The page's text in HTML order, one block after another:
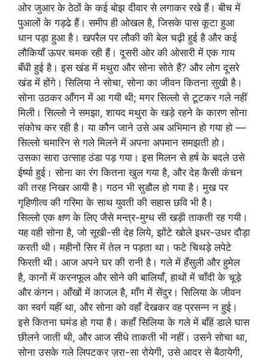
ओर जुआर के ठेठों के कई बोझ दीवार से लगाकर रखे हैं। बीच में
पुआलों के गड्ढे हैं। समीप ही ओखल है, जिसके पास कूटा हुआ
धान पड़ा हुआ है। खपरैल पर लौकी की बेल चढ़ी हुई है और कई
लौकियाँ ऊपर चमक रही हैं। दूसरी ओर की ओसारी में एक गाय
बँधी हुई है। इस खंड में मथुरा और सोना सोते हैं? और लोग दूसरे
खंड में होंगे। सिलिया ने सोचा, सोना का जीवन कितना सुखी है।
सोना उठकर आँगन में आ गयी थी; मगर सिल्लो से टूटकर गले नहीं
मिली। सिल्लो ने समझा, शायद मथुरा के खड़े रहने के कारण सोना
संकोच कर रही है। या कौन जाने उसे अब अभिमान हो गया हो —
सिल्लो चमारिन से गले मिलने में अपना अपमान समझती हो।
उसका सारा उत्साह ठंडा पड़ गया। इस मिलन से हर्ष के बदले उसे
ईर्ष्या हुई। सोना का रंग कितना खुल गया है, और देह कैसी कंचन
की तरह निखर आयी है। गठन भी सुडौल हो गया है। मुख पर
गृहिणीत्व की गरिमा के साथ युवती की सहास छवि भी है।
सिल्लो एक क्षण के लिए जैसे मन्त्र-मुग्ध सी खड़ी ताकती रह गयी।
यह वही सोना है, जो सूखी-सी देह लिये, झोंटे खोले इधर-उधर दौड़ा
करती थी। महीनों सिर में तेल न पड़ता था। फटे चिथड़े लपेटे
फिरती थी। आज अपने घर की रानी है। गले में हँसुली और हुमेल
है, कानों में करनफूल और सोने की बालियाँ, हाथों में चाँदी के चूड़े
और कंगन। आँखों में काजल है, माँग में सेंदुर। सिलिया के जीवन
का स्वर्ग यहीं था, और सोना को वहाँ देखकर वह प्रसन्न न हुई।
इसे कितना घमंड हो गया है। कहाँ सिलिया के गले में बाँहें डाले घास
छीलने जाती थी, और आज सीधे ताकती भी नहीं। उसने सोचा था,
सोना उसके गले लिपटकर ज़रा-सा रोयेगी, उसे आदर से बैठायेगी,